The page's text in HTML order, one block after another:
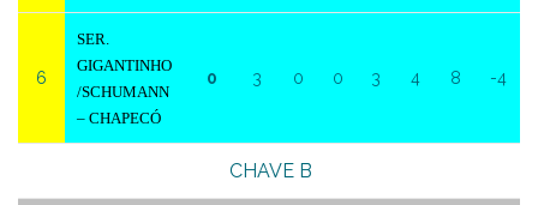
6
SER.
GIGANTINHO
/SCHUMANN
– CHAPECÓ
0 3 0 0 3 4 8 -4
CHAVE B